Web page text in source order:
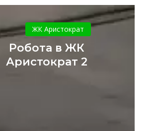
в
ЖК
Аристократ
2
ЖК Аристократ
Робота в ЖК
Аристократ 2